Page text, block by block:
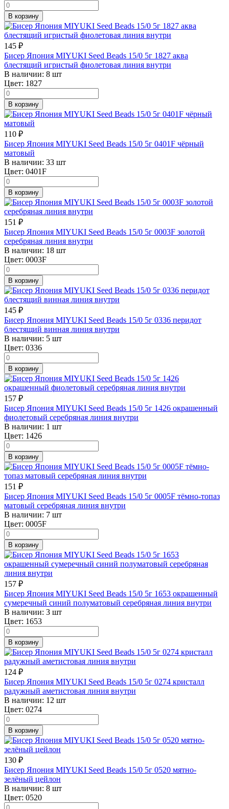
В корзину
145 ₽
Бисер Япония MIYUKI Seed Beads 15/0 5г 1827 аква
блестящий игристый фиолетовая линия внутри
В наличии: 8 шт
Цвет: 1827
В корзину
110 ₽
Бисер Япония MIYUKI Seed Beads 15/0 5г 0401F чёрный
матовый
В наличии: 33 шт
Цвет: 0401F
В корзину
151 ₽
Бисер Япония MIYUKI Seed Beads 15/0 5г 0003F золотой
серебряная линия внутри
В наличии: 18 шт
Цвет: 0003F
В корзину
145 ₽
Бисер Япония MIYUKI Seed Beads 15/0 5г 0336 перидот
блестящий винная линия внутри
В наличии: 5 шт
Цвет: 0336
В корзину
157 ₽
Бисер Япония MIYUKI Seed Beads 15/0 5г 1426 окрашенный
фиолетовый серебряная линия внутри
В наличии: 1 шт
Цвет: 1426
В корзину
151 ₽
Бисер Япония MIYUKI Seed Beads 15/0 5г 0005F тёмно-топаз
матовый серебряная линия внутри
В наличии: 7 шт
Цвет: 0005F
В корзину
157 ₽
Бисер Япония MIYUKI Seed Beads 15/0 5г 1653 окрашенный
сумеречный синий полуматовый серебряная линия внутри
В наличии: 3 шт
Цвет: 1653
В корзину
124 ₽
Бисер Япония MIYUKI Seed Beads 15/0 5г 0274 кристалл
радужный аметистовая линия внутри
В наличии: 12 шт
Цвет: 0274
В корзину
130 ₽
Бисер Япония MIYUKI Seed Beads 15/0 5г 0520 мятно-
зелёный цейлон
В наличии: 8 шт
Цвет: 0520